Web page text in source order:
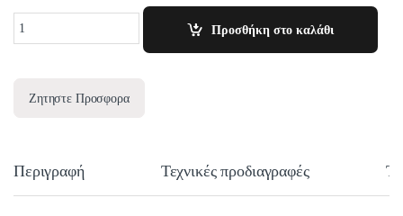
Προσθήκη στο καλάθι
Ζητηστε Προσφορα
Περιγραφή Τεχνικές προδιαγραφές